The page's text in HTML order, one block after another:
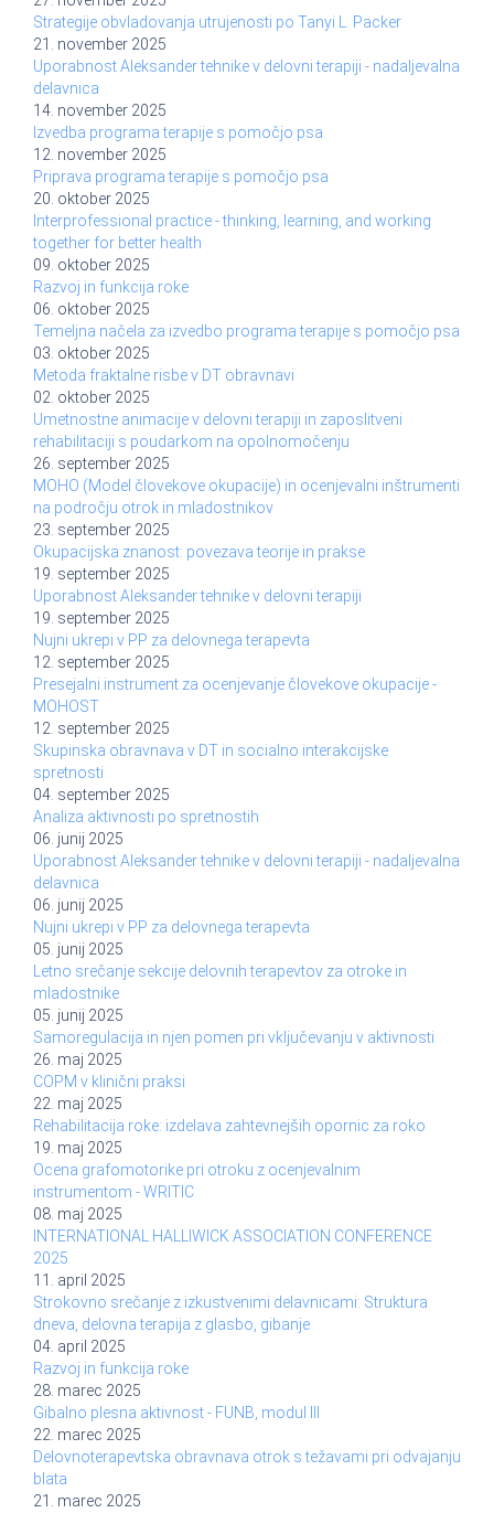
Strategije obvladovanja utrujenosti po Tanyi L. Packer
21. november 2025
Uporabnost Aleksander tehnike v delovni terapiji - nadaljevalna
delavnica
14. november 2025
Izvedba programa terapije s pomočjo psa
12. november 2025
Priprava programa terapije s pomočjo psa
20. oktober 2025
Interprofessional practice - thinking, learning, and working
together for better health
09. oktober 2025
Razvoj in funkcija roke
06. oktober 2025
Temeljna načela za izvedbo programa terapije s pomočjo psa
03. oktober 2025
Metoda fraktalne risbe v DT obravnavi
02. oktober 2025
Umetnostne animacije v delovni terapiji in zaposlitveni
rehabilitaciji s poudarkom na opolnomočenju
26. september 2025
MOHO (Model človekove okupacije) in ocenjevalni inštrumenti
na področju otrok in mladostnikov
23. september 2025
Okupacijska znanost: povezava teorije in prakse
19. september 2025
Uporabnost Aleksander tehnike v delovni terapiji
19. september 2025
Nujni ukrepi v PP za delovnega terapevta
12. september 2025
Presejalni instrument za ocenjevanje človekove okupacije -
MOHOST
12. september 2025
Skupinska obravnava v DT in socialno interakcijske
spretnosti
04. september 2025
Analiza aktivnosti po spretnostih
06. junij 2025
Uporabnost Aleksander tehnike v delovni terapiji - nadaljevalna
delavnica
06. junij 2025
Nujni ukrepi v PP za delovnega terapevta
05. junij 2025
Letno srečanje sekcije delovnih terapevtov za otroke in
mladostnike
05. junij 2025
Samoregulacija in njen pomen pri vključevanju v aktivnosti
26. maj 2025
COPM v klinični praksi
22. maj 2025
Rehabilitacija roke: izdelava zahtevnejših opornic za roko
19. maj 2025
Ocena grafomotorike pri otroku z ocenjevalnim
instrumentom - WRITIC
08. maj 2025
INTERNATIONAL HALLIWICK ASSOCIATION CONFERENCE
2025
11. april 2025
Strokovno srečanje z izkustvenimi delavnicami: Struktura
dneva, delovna terapija z glasbo, gibanje
04. april 2025
Razvoj in funkcija roke
28. marec 2025
Gibalno plesna aktivnost - FUNB, modul III
22. marec 2025
Delovnoterapevtska obravnava otrok s težavami pri odvajanju
blata
21. marec 2025